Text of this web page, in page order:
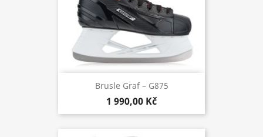
Brusle Graf – G875
1 990,00 Kč